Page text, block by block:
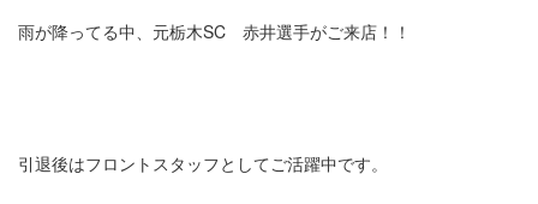
雨が降ってる中、元栃木SC 赤井選手がご来店！！
引退後はフロントスタッフとしてご活躍中です。